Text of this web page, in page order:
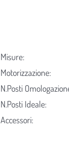
Misure:
Motorizzazione:
N.Posti
N.Posti Ideale:
Accessori: